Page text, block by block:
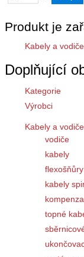
Produkt je
Kabely a
Doplňující
Kategorie
Výrobci
Kabely a
vodiče
kabely
kabely
topné